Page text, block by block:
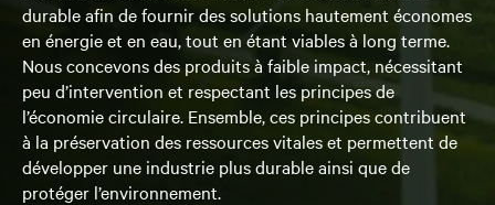
durable afin de fournir des solutions hautement économes
en énergie et en eau, tout en étant viables à long terme.
Nous concevons des produits à faible impact, nécessitant
peu d’intervention et respectant les principes de
l’économie circulaire. Ensemble, ces principes contribuent
à la préservation des ressources vitales et permettent de
développer une industrie plus durable ainsi que de
protéger l’environnement.